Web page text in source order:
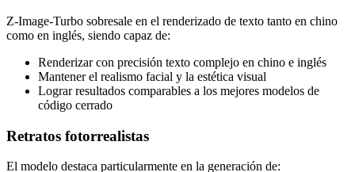
Z-Image-Turbo sobresale en el renderizado de texto tanto en chino
como en inglés, siendo capaz de:
Renderizar con precisión texto complejo en chino e inglés
Mantener el realismo facial y la estética visual
Lograr resultados comparables a los mejores modelos de
código cerrado
Retratos fotorrealistas
El modelo destaca particularmente en la generación de: